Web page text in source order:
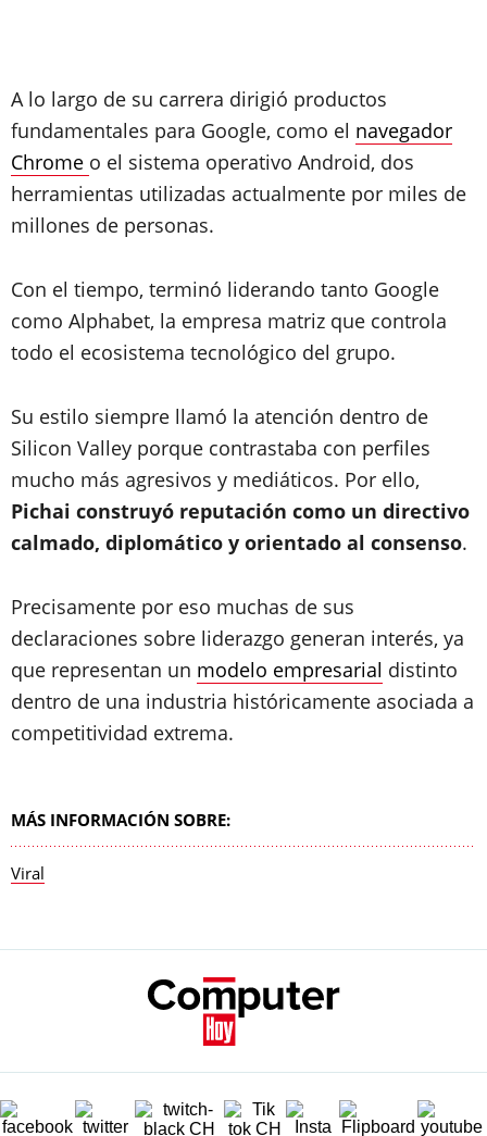
A lo largo de su carrera dirigió productos
fundamentales para Google, como el navegador
Chrome o el sistema operativo Android, dos
herramientas utilizadas actualmente por miles de
millones de personas.
Con el tiempo, terminó liderando tanto Google
como Alphabet, la empresa matriz que controla
todo el ecosistema tecnológico del grupo.
Su estilo siempre llamó la atención dentro de
Silicon Valley porque contrastaba con perfiles
mucho más agresivos y mediáticos. Por ello,
Pichai construyó reputación como un directivo
calmado, diplomático y orientado al consenso.
Precisamente por eso muchas de sus
declaraciones sobre liderazgo generan interés, ya
que representan un modelo empresarial distinto
dentro de una industria históricamente asociada a
competitividad extrema.
MÁS INFORMACIÓN SOBRE:
Viral